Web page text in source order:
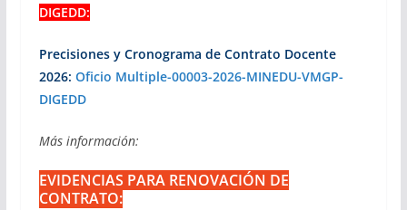
DIGEDD:
Precisiones y Cronograma de Contrato Docente
2026: Oficio Multiple-00003-2026-MINEDU-VMGP-
DIGEDD
Más información:
EVIDENCIAS PARA RENOVACIÓN DE
CONTRATO: